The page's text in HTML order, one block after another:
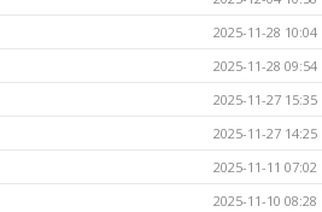
2025-11-28 10:04
2025-11-28 09:54
2025-11-27 15:35
2025-11-27 14:25
2025-11-11 07:02
2025-11-10 08:28